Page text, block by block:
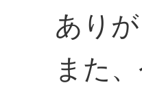
あり
また